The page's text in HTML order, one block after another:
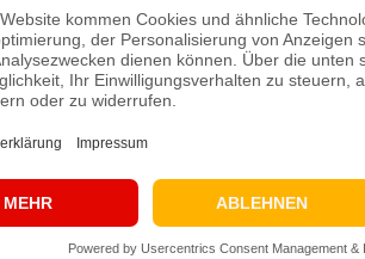
genommen.
meiner Anfrage.